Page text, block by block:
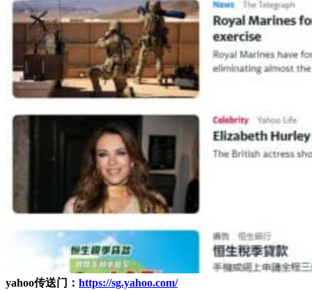
yahoo传送门： https://sg.yahoo.com/